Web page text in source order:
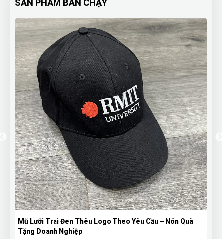
SẢN PHẨM BÁN CHẠY
Mũ Lưỡi Trai Đen Thêu Logo Theo Yêu Cầu – Nón Quà
Tặng Doanh Nghiệp